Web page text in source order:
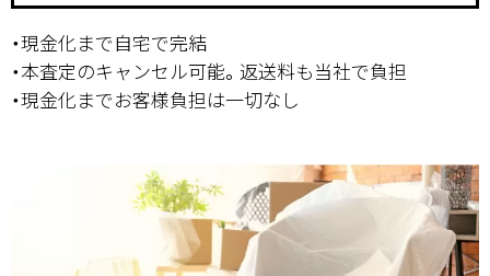
・現金化まで自宅で完結
・本査定のキャンセル可能。返送料も当社で負担
・現金化までお客様負担は一切なし